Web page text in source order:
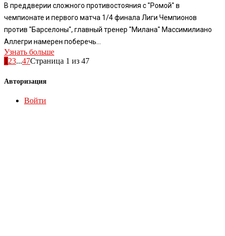
В преддверии сложного противостояния с "Ромой" в
чемпионате и первого матча 1/4 финала Лиги Чемпионов
против "Барселоны", главный тренер "Милана" Массимилиано
Аллегри намерен поберечь...
Узнать больше
123...47Страница 1 из 47
Авторизация
Войти